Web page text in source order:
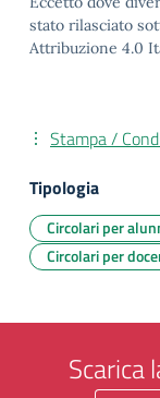
stato rilasciato
Attribuzione 4.0
Stampa /
Tipologia
Circolari per
Circolari per
Scarica